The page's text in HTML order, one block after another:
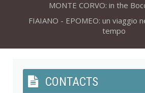
MONTE CORVO: in the
FIAIANO - EPOMEO: un viaggio
tempo
CONTACTS